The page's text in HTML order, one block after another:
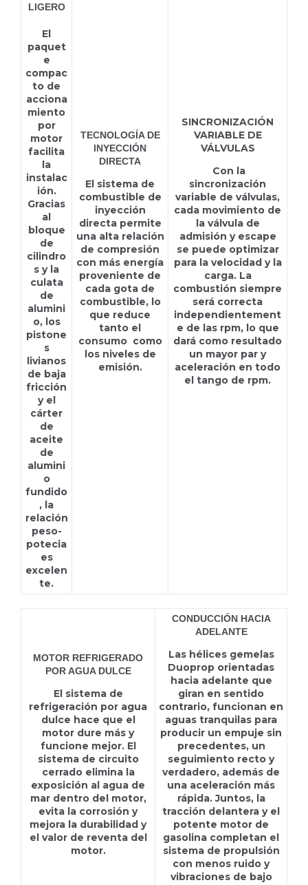
LIGERO
El
paquet
e
compac
to de
acciona
miento
por
motor
facilita
la
instalac
ión.
Gracias
al
bloque
de
cilindro
s y la
culata
de
alumini
o, los
pistone
s
livianos
de baja
fricción
y el
cárter
de
aceite
de
alumini
o
fundido
, la
relación
peso-
potecia
es
excelen
te.
TECNOLOGÍA DE
INYECCIÓN
DIRECTA
El sistema de
combustible de
inyección
directa permite
una alta relación
de compresión
con más energía
proveniente de
cada gota de
combustible, lo
que reduce
tanto el
consumo como
los niveles de
emisión.
SINCRONIZACIÓN
VARIABLE DE
VÁLVULAS
Con la
sincronización
variable de válvulas,
cada movimiento de
la válvula de
admisión y escape
se puede optimizar
para la velocidad y la
carga. La
combustión siempre
será correcta
independientement
e de las rpm, lo que
dará como resultado
un mayor par y
aceleración en todo
el tango de rpm.
MOTOR REFRIGERADO
POR AGUA DULCE
El sistema de
refrigeración por agua
dulce hace que el
motor dure más y
funcione mejor. El
sistema de circuito
cerrado elimina la
exposición al agua de
mar dentro del motor,
evita la corrosión y
mejora la durabilidad y
el valor de reventa del
motor.
CONDUCCIÓN HACIA
ADELANTE
Las hélices gemelas
Duoprop orientadas
hacia adelante que
giran en sentido
contrario, funcionan en
aguas tranquilas para
producir un empuje sin
precedentes, un
seguimiento recto y
verdadero, además de
una aceleración más
rápida. Juntos, la
tracción delantera y el
potente motor de
gasolina completan el
sistema de propulsión
con menos ruido y
vibraciones de bajo